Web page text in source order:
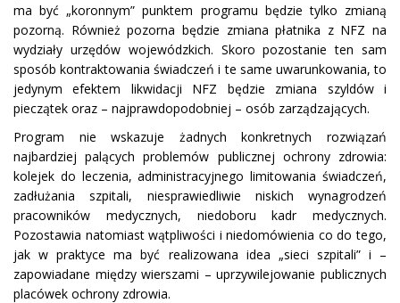
ma być „koronnym” punktem programu będzie tylko zmianą
pozorną. Również pozorna będzie zmiana płatnika z NFZ na
wydziały urzędów wojewódzkich. Skoro pozostanie ten sam
sposób kontraktowania świadczeń i te same uwarunkowania, to
jedynym efektem likwidacji NFZ będzie zmiana szyldów i
pieczątek oraz – najprawdopodobniej – osób zarządzających.
Program nie wskazuje żadnych konkretnych rozwiązań
najbardziej palących problemów publicznej ochrony zdrowia:
kolejek do leczenia, administracyjnego limitowania świadczeń,
zadłużania szpitali, niesprawiedliwie niskich wynagrodzeń
pracowników medycznych, niedoboru kadr medycznych.
Pozostawia natomiast wątpliwości i niedomówienia co do tego,
jak w praktyce ma być realizowana idea „sieci szpitali” i –
zapowiadane między wierszami – uprzywilejowanie publicznych
placówek ochrony zdrowia.